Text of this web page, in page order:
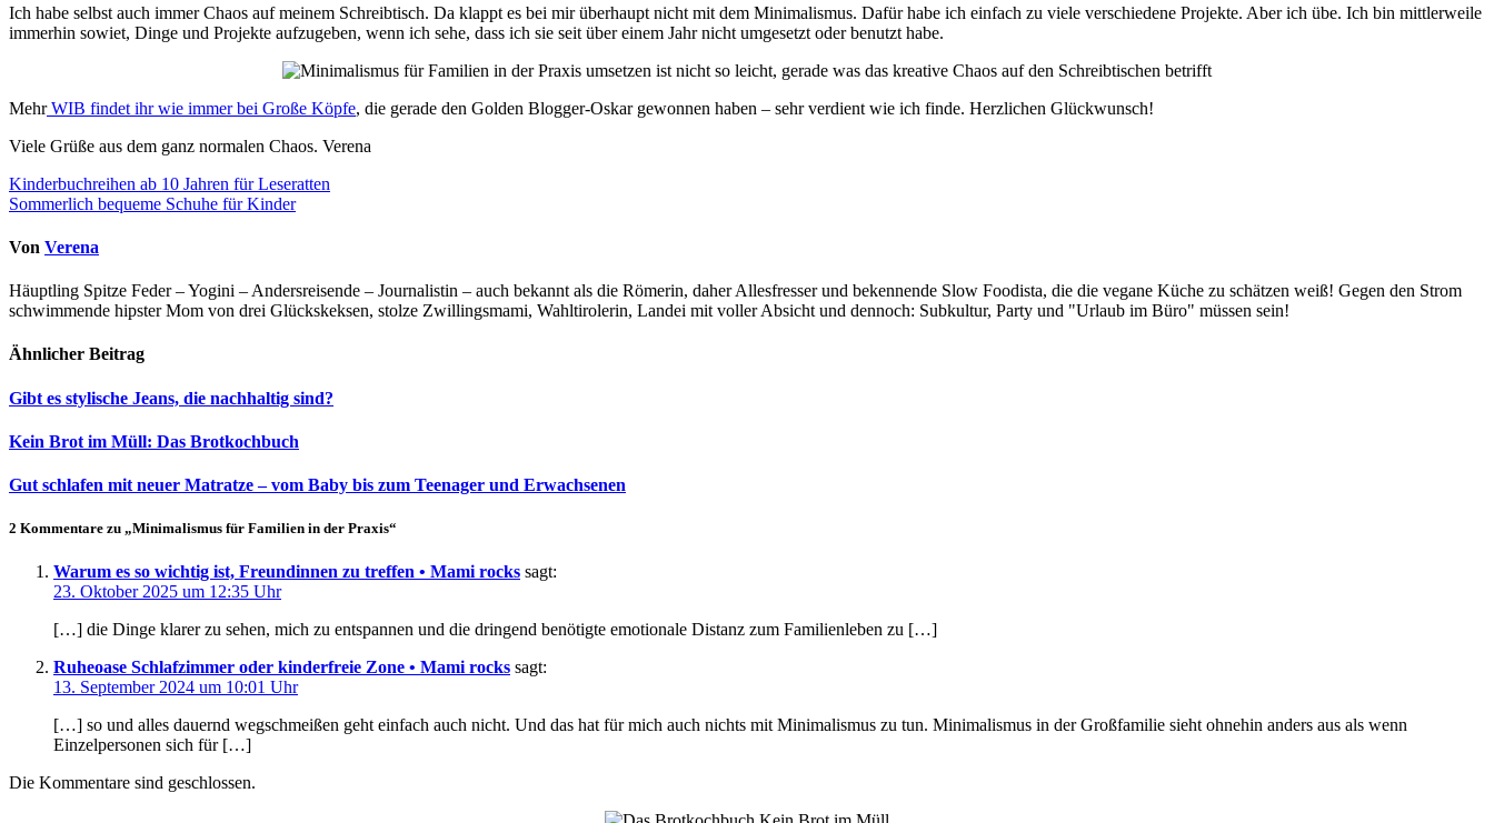
Ich habe selbst auch immer Chaos auf meinem Schreibtisch. Da klappt es bei mir überhaupt nicht mit dem Minimalismus. Dafür habe ich einfach zu viele verschiedene Projekte. Aber ich übe. Ich bin mittlerweile
immerhin sowiet, Dinge und Projekte aufzugeben, wenn ich sehe, dass ich sie seit über einem Jahr nicht umgesetzt oder benutzt habe.
MehrWIB findet ihr wie immer bei Große Köpfe, die gerade den Golden Blogger-Oskar gewonnen haben – sehr verdient wie ich finde. Herzlichen Glückwunsch!
Viele Grüße aus dem ganz normalen Chaos. Verena
Beitragsnavigation
Kinderbuchreihen ab 10 Jahren für Leseratten
Sommerlich bequeme Schuhe für Kinder
Von Verena
Häuptling Spitze Feder – Yogini – Andersreisende – Journalistin – auch bekannt als die Römerin, daher Allesfresser und bekennende Slow Foodista, die die vegane Küche zu schätzen weiß! Gegen den Strom
schwimmende hipster Mom von drei Glückskeksen, stolze Zwillingsmami, Wahltirolerin, Landei mit voller Absicht und dennoch: Subkultur, Party und "Urlaub im Büro" müssen sein!
Ähnlicher Beitrag
Gibt es stylische Jeans, die nachhaltig sind?
Kein Brot im Müll: Das Brotkochbuch
Gut schlafen mit neuer Matratze – vom Baby bis zum Teenager und Erwachsenen
2 Kommentare zu „Minimalismus für Familien in der Praxis“
Warum es so wichtig ist, Freundinnen zu treffen • Mami rocks sagt:
23. Oktober 2025 um 12:35 Uhr
[…] die Dinge klarer zu sehen, mich zu entspannen und die dringend benötigte emotionale Distanz zum Familienleben zu […]
Ruheoase Schlafzimmer oder kinderfreie Zone • Mami rocks sagt:
13. September 2024 um 10:01 Uhr
[…] so und alles dauernd wegschmeißen geht einfach auch nicht. Und das hat für mich auch nichts mit Minimalismus zu tun. Minimalismus in der Großfamilie sieht ohnehin anders aus als wenn
Einzelpersonen sich für […]
Die Kommentare sind geschlossen.